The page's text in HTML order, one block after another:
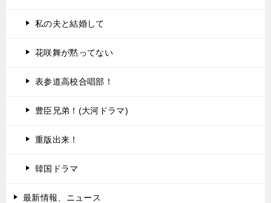
私の夫と結婚して
花咲舞が黙ってない
表参道高校合唱部！
豊臣兄弟！(大河ドラマ)
重版出来！
韓国ドラマ
最新情報、ニュース